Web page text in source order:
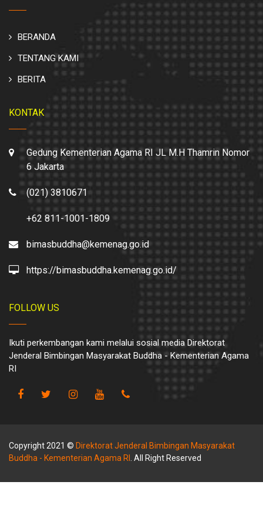
BERANDA
TENTANG KAMI
BERITA
KONTAK
Gedung Kementerian Agama RI JL M.H Thamrin Nomor
6 Jakarta
(021) 3810671
+62 811-1001-1809
bimasbuddha@kemenag.go.id
https://bimasbuddha.kemenag.go.id/
FOLLOW US
Ikuti perkembangan kami melalui sosial media Direktorat
Jenderal Bimbingan Masyarakat Buddha - Kementerian Agama
RI
Copyright 2021 © Direktorat Jenderal Bimbingan Masyarakat
Buddha - Kementerian Agama RI
. All Right Reserved